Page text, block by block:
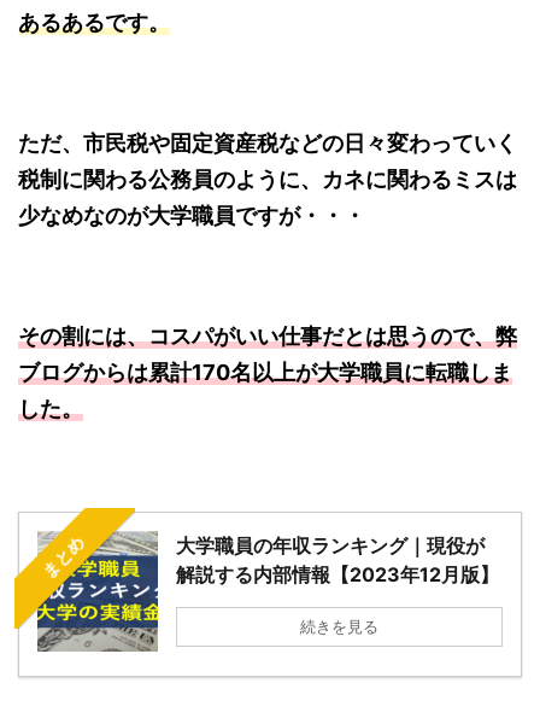
あるあるです。
ただ、市民税や固定資産税などの日々変わっていく
税制に関わる公務員のように、カネに関わるミスは
少なめなのが大学職員ですが・・・
その割には、コスパがいい仕事だとは思うので、弊
ブログからは累計170名以上が大学職員に転職しま
した。
まとめ
大学職員の年収ランキング｜現役が
解説する内部情報【2023年12月版】
続きを見る